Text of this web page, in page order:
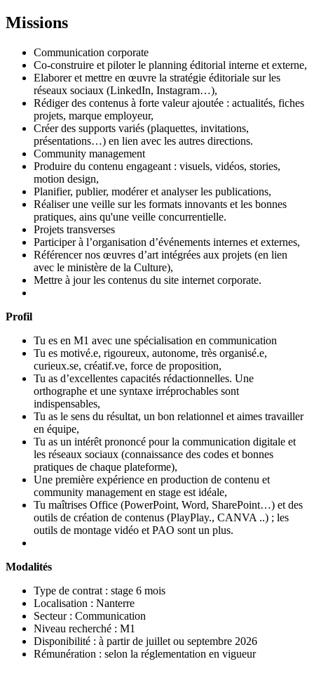
Missions
Communication corporate
Co-construire et piloter le planning éditorial interne et externe,
Elaborer et mettre en œuvre la stratégie éditoriale sur les
réseaux sociaux (LinkedIn, Instagram…),
Rédiger des contenus à forte valeur ajoutée : actualités, fiches
projets, marque employeur,
Créer des supports variés (plaquettes, invitations,
présentations…) en lien avec les autres directions.
Community management
Produire du contenu engageant : visuels, vidéos, stories,
motion design,
Planifier, publier, modérer et analyser les publications,
Réaliser une veille sur les formats innovants et les bonnes
pratiques, ains qu'une veille concurrentielle.
Projets transverses
Participer à l’organisation d’événements internes et externes,
Référencer nos œuvres d’art intégrées aux projets (en lien
avec le ministère de la Culture),
Mettre à jour les contenus du site internet corporate.
Profil
Tu es en M1 avec une spécialisation en communication
Tu es motivé.e, rigoureux, autonome, très organisé.e,
curieux.se, créatif.ve, force de proposition,
Tu as d’excellentes capacités rédactionnelles. Une
orthographe et une syntaxe irréprochables sont
indispensables,
Tu as le sens du résultat, un bon relationnel et aimes travailler
en équipe,
Tu as un intérêt prononcé pour la communication digitale et
les réseaux sociaux (connaissance des codes et bonnes
pratiques de chaque plateforme),
Une première expérience en production de contenu et
community management en stage est idéale,
Tu maîtrises Office (PowerPoint, Word, SharePoint…) et des
outils de création de contenus (PlayPlay., CANVA ..) ; les
outils de montage vidéo et PAO sont un plus.
Modalités
Type de contrat : stage 6 mois
Localisation : Nanterre
Secteur : Communication
Niveau recherché : M1
Disponibilité : à partir de juillet ou septembre 2026
Rémunération : selon la réglementation en vigueur